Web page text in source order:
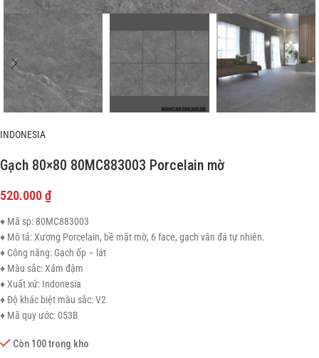
INDONESIA
Gạch 80×80 80MC883003 Porcelain mờ
520.000₫
♦ Mã sp: 80MC883003
♦ Mô tả: Xương Porcelain, bề mặt mờ, 6 face, gạch vân đá tự nhiên.
♦ Công năng: Gạch ốp – lát
♦ Màu sắc: Xám đậm
♦ Xuất xứ: Indonesia
♦ Độ khác biệt màu sắc: V2
♦ Mã quy ước: 053B
Còn 100 trong kho